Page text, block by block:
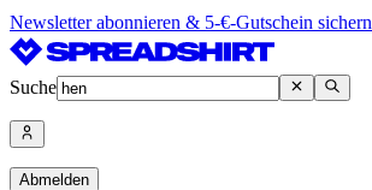
Newsletter abonnieren & 5-€-Gutschein sichern
Suche
Abmelden